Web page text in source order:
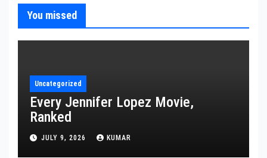
You missed
Uncategorized
Every Jennifer Lopez Movie,
Ranked
JULY 9, 2026 KUMAR